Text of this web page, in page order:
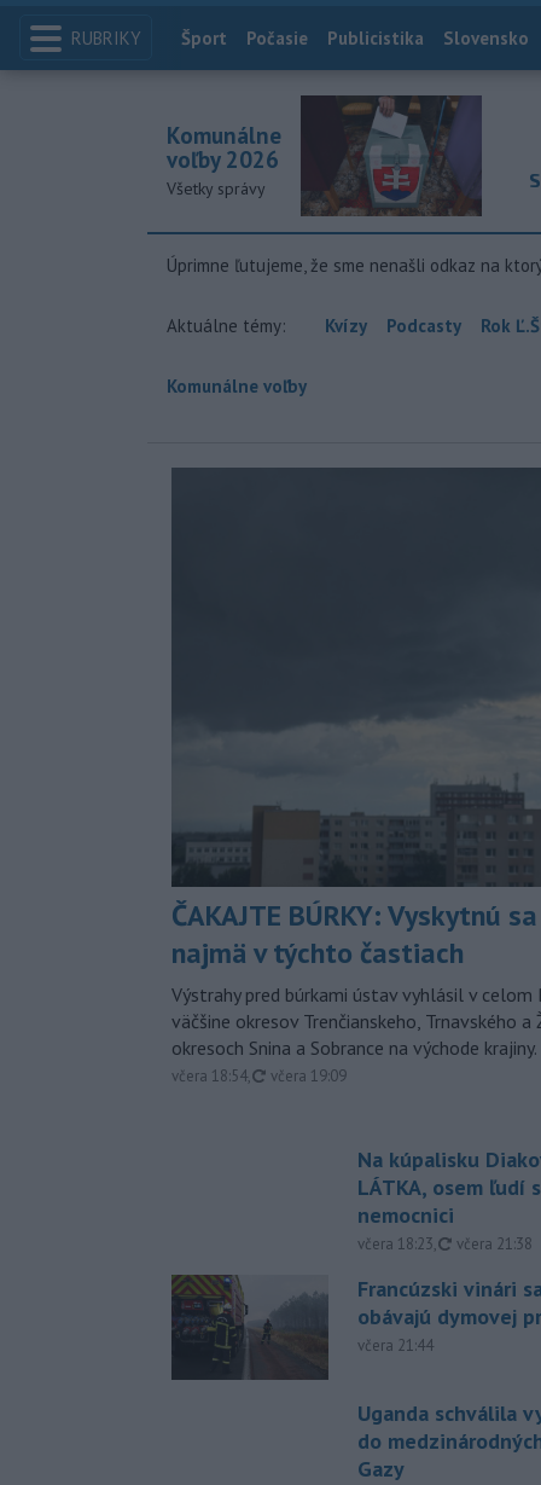
RUBRIKY Index
Šport Počasie Publicistika Slovensko
Komunálne
voľby 2026
Všetky správy
Úprimne ľutujeme, že sme nenašli odkaz na
Aktuálne témy: Kvízy Podcasty Rok
Komunálne voľby
ČAKAJTE BÚRKY: Vyskytnú
najmä v týchto častiach
Výstrahy pred búrkami ústav vyhlásil v
väčšine okresov Trenčianskeho, Trnavského a
okresoch Snina a Sobrance na východe krajiny.
včera 18:54, aktualizované
včera 19:09
Na kúpalisku
LÁTKA, osem ľudí
nemocnici
včera 18:23, aktualizované
včera 21:38
Francúzski vinári
obávajú dymovej
včera 21:44
Uganda schválila
do
Gazy